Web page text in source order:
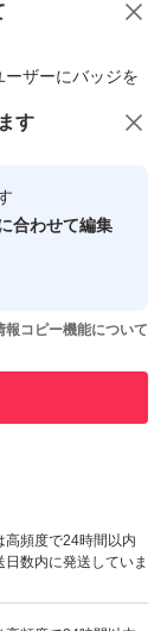
ザーにバッジを
ーです
実績があります
ります
高頻度で24時間以内
日数内に発送していま
への質問
す
合わせて編集
報コピー機能について